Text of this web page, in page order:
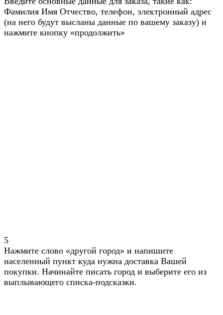
Фамилия Имя Отчество, телефон, электронный адрес
(на него будут высланы данные по вашему заказу) и
нажмите кнопку «продолжить»
5
Нажмите слово «другой город» и напишите
населенный пункт куда нужна доставка Вашей
покупки. Начинайте писать город и выберите его из
выплывающего списка-подсказки.